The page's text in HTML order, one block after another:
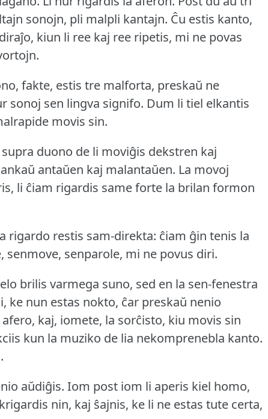
sonojn, pli malpli kantajn. Ĉu estis kanto,
kiun li ree kaj ree ripetis, mi ne povas
fakte, estis tre malforta, preskaŭ ne
sonoj sen lingva signifo. Dum li tiel elkantis
movis sin.
duono de li moviĝis dekstren kaj
antaŭen kaj malantaŭen. La movoj
li ĉiam rigardis same forte la brilan formon
rigardo restis sam-direkta: ĉiam ĝin tenis la
senmove, senparole, mi ne povus diri.
brilis varmega suno, sed en la sen-fenestra
ke nun estas nokto, ĉar preskaŭ nenio
kaj, iomete, la sorĉisto, kiu movis sin
kun la muziko de lia nekomprenebla kanto.
aŭdiĝis. Iom post iom li aperis kiel homo,
nin, kaj ŝajnis, ke li ne estas tute certa,